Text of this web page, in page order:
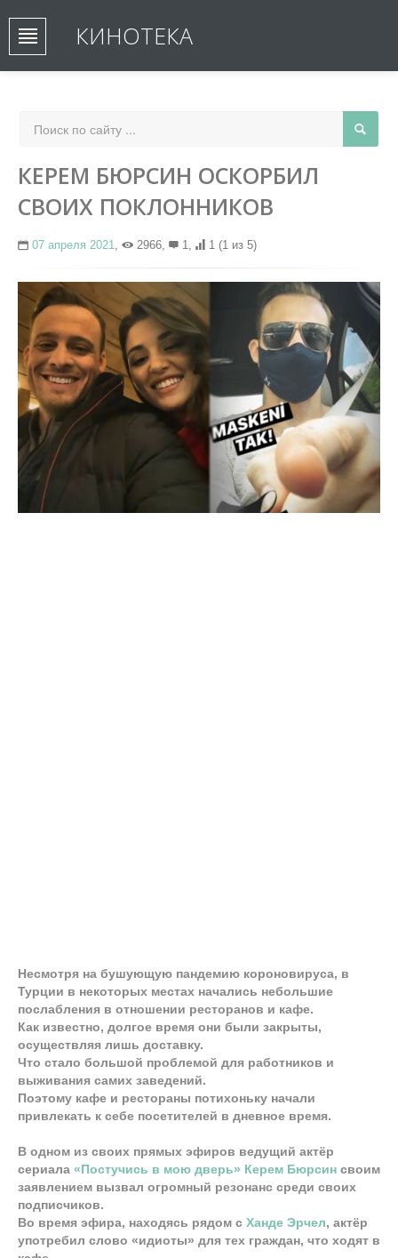
КИНОТЕКА
КЕРЕМ БЮРСИН ОСКОРБИЛ
СВОИХ ПОКЛОННИКОВ
07 апреля 2021, 2966, 1, 1 (1 из 5)
Несмотря на бушующую пандемию короновируса, в
Турции в некоторых местах начались небольшие
послабления в отношении ресторанов и кафе.
Как известно, долгое время они были закрыты,
осуществляя лишь доставку.
Что стало большой проблемой для работников и
выживания самих заведений.
Поэтому кафе и рестораны потихоньку начали
привлекать к себе посетителей в дневное время.
В одном из своих прямых эфиров ведущий актёр
сериала «Постучись в мою дверь» Керем Бюрсин своим
заявлением вызвал огромный резонанс среди своих
подписчиков.
Во время эфира, находясь рядом с Ханде Эрчел, актёр
употребил слово «идиоты» для тех граждан, что ходят в